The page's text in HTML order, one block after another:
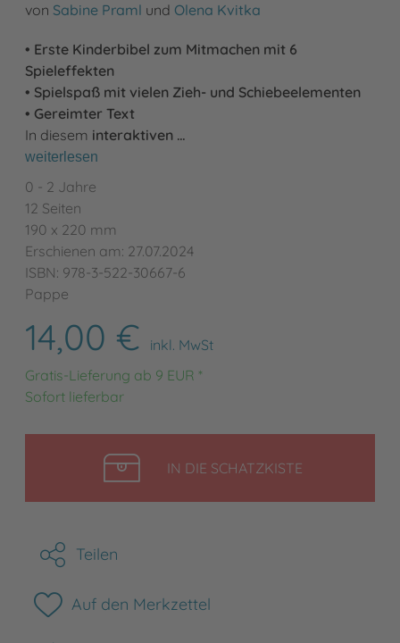
von Sabine Praml und Olena Kvitka
• Erste Kinderbibel zum Mitmachen mit 6
Spieleffekten
• Spielspaß mit vielen Zieh- und Schiebeelementen
• Gereimter Text
In diesem interaktiven …
weiterlesen
0 - 2 Jahre
12 Seiten
190 x 220 mm
Erschienen am: 27.07.2024
ISBN: 978-3-522-30667-6
Pappe
14,00 €
inkl. MwSt
Gratis-Lieferung ab 9 EUR *
Sofort lieferbar
IN DIE SCHATZKISTELEGEN
Teilen
Auf den Merkzettel